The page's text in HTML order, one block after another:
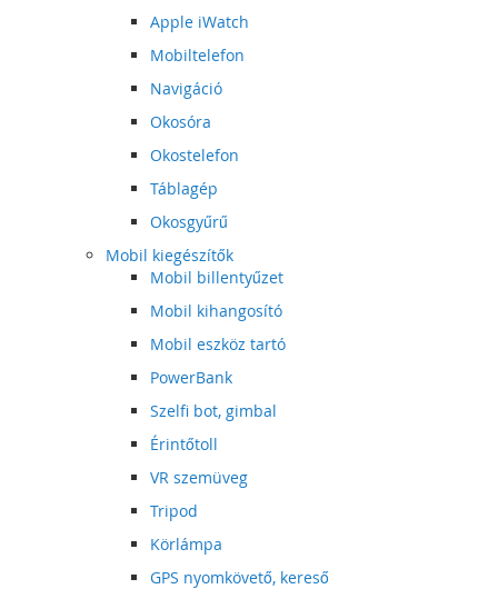
Apple iWatch
Mobiltelefon
Navigáció
Okosóra
Okostelefon
Táblagép
Okosgyűrű
Mobil kiegészítők
Mobil billentyűzet
Mobil kihangosító
Mobil eszköz tartó
PowerBank
Szelfi bot, gimbal
Érintőtoll
VR szemüveg
Tripod
Körlámpa
GPS nyomkövető, kereső